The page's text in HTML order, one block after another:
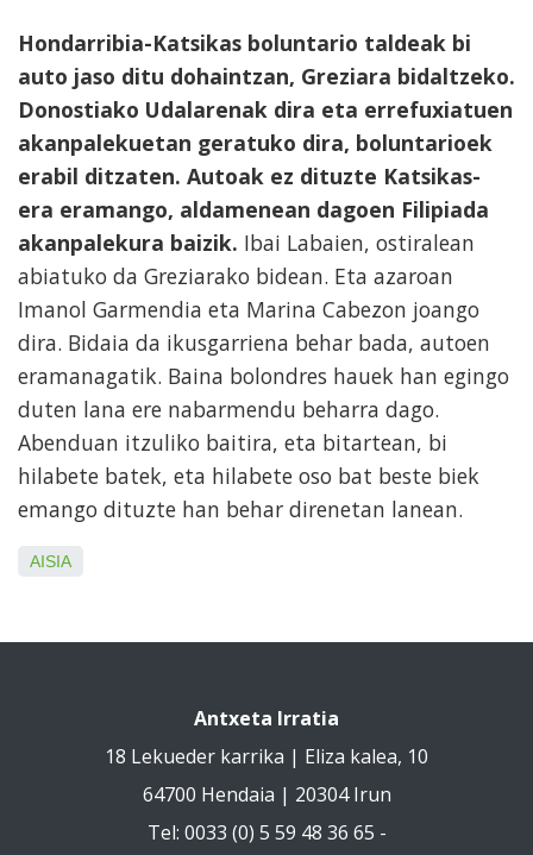
Hondarribia-Katsikas boluntario taldeak bi
auto jaso ditu dohaintzan, Greziara bidaltzeko.
Donostiako Udalarenak dira eta errefuxiatuen
akanpalekuetan geratuko dira, boluntarioek
erabil ditzaten. Autoak ez dituzte Katsikas-
era eramango, aldamenean dagoen Filipiada
akanpalekura baizik. Ibai Labaien, ostiralean
abiatuko da Greziarako bidean. Eta azaroan
Imanol Garmendia eta Marina Cabezon joango
dira. Bidaia da ikusgarriena behar bada, autoen
eramanagatik. Baina bolondres hauek han egingo
duten lana ere nabarmendu beharra dago.
Abenduan itzuliko baitira, eta bitartean, bi
hilabete batek, eta hilabete oso bat beste biek
emango dituzte han behar direnetan lanean.
AISIA
Antxeta Irratia
18 Lekueder karrika | Eliza kalea, 10
64700 Hendaia | 20304 Irun
Tel: 0033 (0) 5 59 48 36 65 -